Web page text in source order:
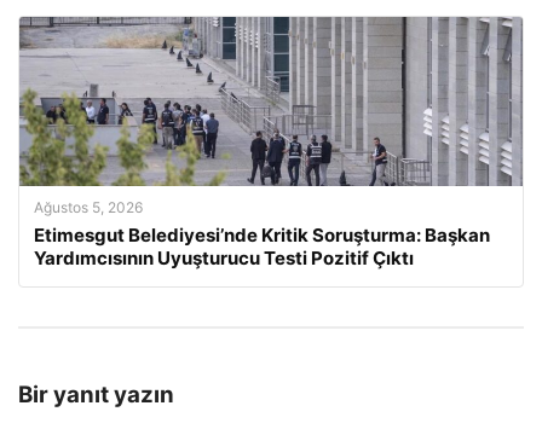
Ağustos 5, 2026
Etimesgut Belediyesi’nde Kritik Soruşturma: Başkan
Yardımcısının Uyuşturucu Testi Pozitif Çıktı
Bir yanıt yazın